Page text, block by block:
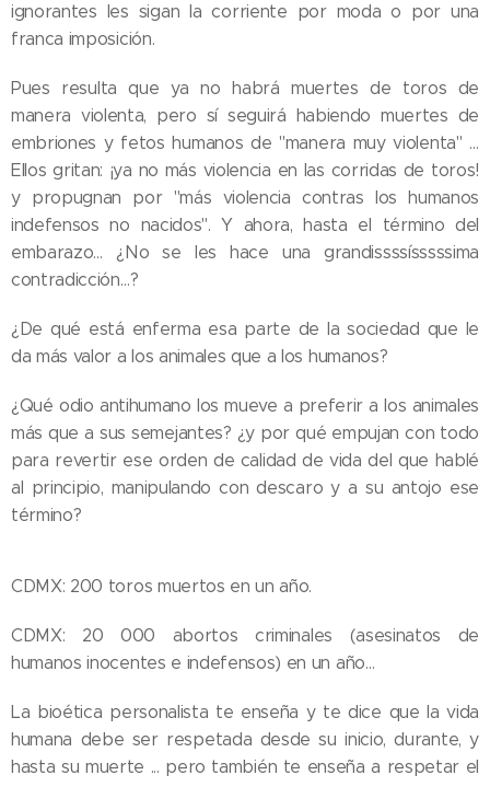
ignorantes les sigan la corriente por moda o por una
franca imposición.
Pues resulta que ya no habrá muertes de toros de
manera violenta, pero sí seguirá habiendo muertes de
embriones y fetos humanos de "manera muy violenta" …
Ellos gritan: ¡ya no más violencia en las corridas de toros!
y propugnan por "más violencia contras los humanos
indefensos no nacidos". Y ahora, hasta el término del
embarazo… ¿No se les hace una grandissssísssssima
contradicción…?
¿De qué está enferma esa parte de la sociedad que le
da más valor a los animales que a los humanos?
¿Qué odio antihumano los mueve a preferir a los animales
más que a sus semejantes? ¿y por qué empujan con todo
para revertir ese orden de calidad de vida del que hablé
al principio, manipulando con descaro y a su antojo ese
término?
CDMX: 200 toros muertos en un año.
CDMX: 20 000 abortos criminales (asesinatos de
humanos inocentes e indefensos) en un año…
La bioética personalista te enseña y te dice que la vida
humana debe ser respetada desde su inicio, durante, y
hasta su muerte ... pero también te enseña a respetar el